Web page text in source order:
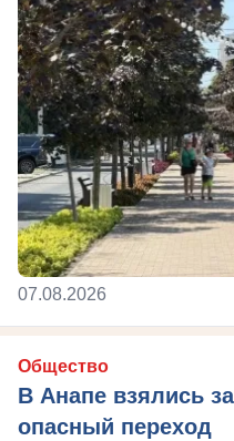
07.08.2026
Общество
В Анапе взялись
опасный переход